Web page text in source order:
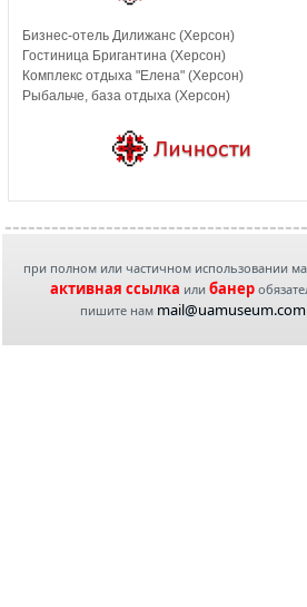
Бизнес-отель Дилижанс (Херсон)
Гостиница Бригантина (Херсон)
Комплекс отдыха "Елена" (Херсон)
Рыбальче, база отдыха (Херсон)
при полном или частичном использовании
активная ссылка или банер
пишите нам mail@uamuseum.com